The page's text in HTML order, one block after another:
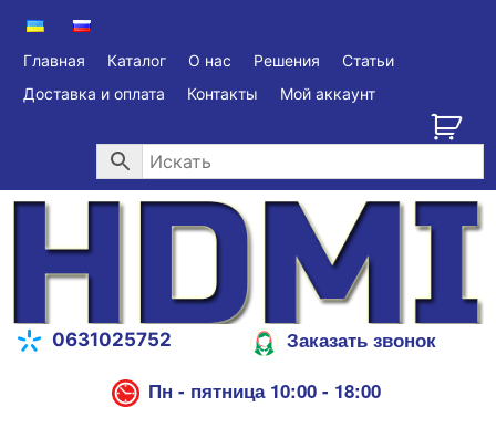
Главная Каталог О нас Решения
Статьи
Доставка и оплата
Контакты Мой аккаунт
0631025752
Заказать звонок
Пн - пятница 10:00 - 18:00